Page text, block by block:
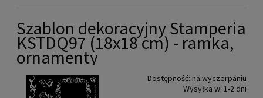
Szablon dekoracyjny Stamperia
KSTDQ97 (18x18 cm) - ramka,
ornamenty
Dostępność: na wyczerpaniu
Wysyłka w: 1-2 dni